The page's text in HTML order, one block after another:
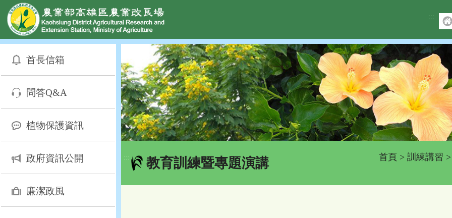
網頁置頂
:::
首長信箱
問答Q&A
植物保護資訊
政府資訊公開
廉潔政風
::: 教育訓練暨專題演講 首頁 > 訓練講習 >